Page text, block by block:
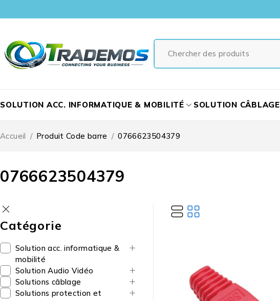
SOLUTION ACC. INFORMATIQUE & MOBILITÉ SOLUTION CÂBLAGE
0766623504379
Accueil / Produit Code barre / 0766623504379
Catégorie
Solution acc. informatique &
mobilité
Solution Audio Vidéo
Solutions câblage
Solutions protection et